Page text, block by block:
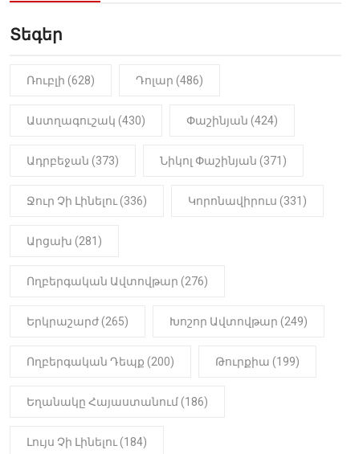
Նիկոլ Փաշինյան
ԻՐԱԴԱՐՁԱՅԻՆ 22:01
հայտնաբերվել է
մանկապղծության համար
մարմինը
Տեգեր
Ռուբլի (628) Դոլար (486)
Աստղագուշակ (430) Փաշինյան (424)
Ադրբեջան (373) Նիկոլ Փաշինյան (371)
Ջուր Չի Լինելու (336) Կորոնավիրուս (331)
Արցախ (281)
Ողբերգական Ավտովթար (276)
Երկրաշարժ (265) Խոշոր Ավտովթար (249)
Ողբերգական Դեպք (200) Թուրքիա (199)
Եղանակը Հայաստանում (186)
Լույս Չի Լինելու (184)